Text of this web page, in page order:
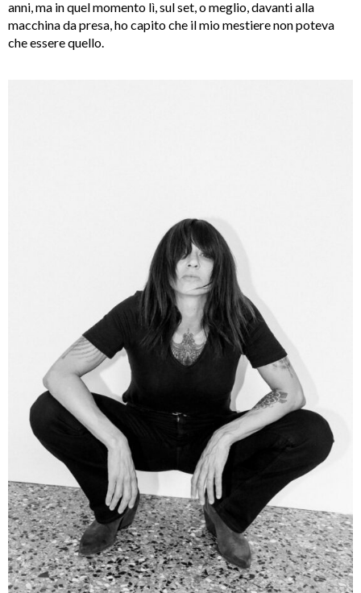
anni, ma in quel momento lì, sul set, o meglio, davanti alla
macchina da presa, ho capito che il mio mestiere non poteva
che essere quello.